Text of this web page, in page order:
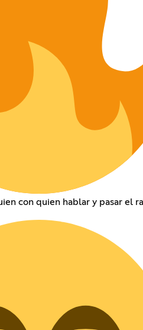
con quien hablar y pasar el